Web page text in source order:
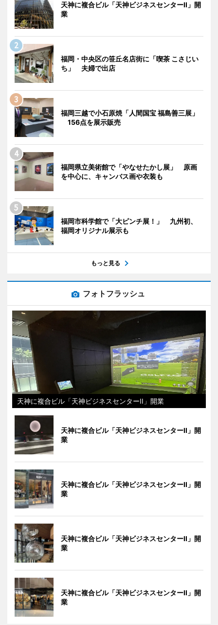
天神に複合ビル「天神ビジネスセンターII」開
業
福岡・中央区の笹丘名店街に「喫茶 こさじい
ち」 夫婦で出店
福岡三越で小石原焼「人間国宝 福島善三展」
156点を展示販売
福岡県立美術館で「やなせたかし展」 原画
を中心に、キャンバス画や衣装も
福岡市科学館で「大ピンチ展！」 九州初、
福岡オリジナル展示も
もっと見る
フォトフラッシュ
天神に複合ビル「天神ビジネスセンターII」開業
天神に複合ビル「天神ビジネスセンターII」開
業
天神に複合ビル「天神ビジネスセンターII」開
業
天神に複合ビル「天神ビジネスセンターII」開
業
天神に複合ビル「天神ビジネスセンターII」開
業